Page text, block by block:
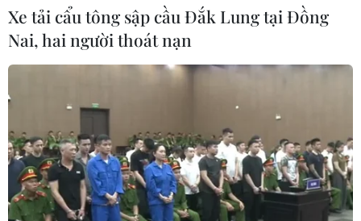
Xe tải cẩu tông sập cầu Đắk Lung tại Đồng
Nai, hai người thoát nạn